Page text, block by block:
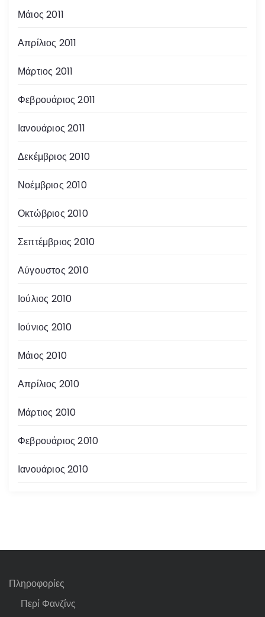
Μάιος 2011
Απρίλιος 2011
Μάρτιος 2011
Φεβρουάριος 2011
Ιανουάριος 2011
Δεκέμβριος 2010
Νοέμβριος 2010
Οκτώβριος 2010
Σεπτέμβριος 2010
Αύγουστος 2010
Ιούλιος 2010
Ιούνιος 2010
Μάιος 2010
Απρίλιος 2010
Μάρτιος 2010
Φεβρουάριος 2010
Ιανουάριος 2010
Πληροφορίες
Περί Φανζίνς